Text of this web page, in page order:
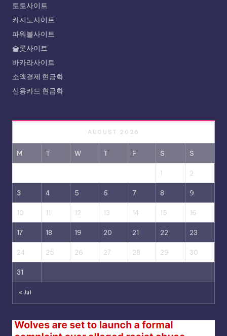
토토사이트
카지노사이트
파워볼사이트
슬롯사이트
바카라사이트
소액결제 현금화
신용카드 현금화
AUGUST 2026
M T W T F S S
1 2
3 4 5 6 7 8 9
10 11 12 13 14 15 16
17 18 19 20 21 22 23
24 25 26 27 28 29 30
31
« Jul